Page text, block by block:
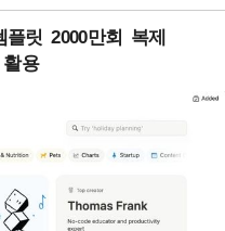
릿 2000만회 복제
용